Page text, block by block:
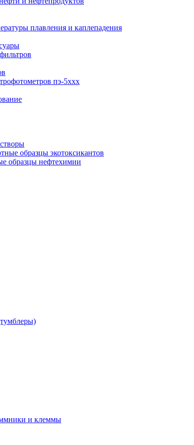
плавления и каплепадения
пэ-5ххх
образцы экотоксикантов
образцы нефтехимии
и клеммы